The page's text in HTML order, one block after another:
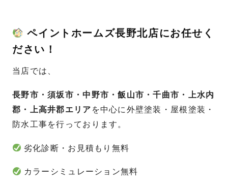
ペイントホームズ長野北店にお任せく
ださい！
当店では、
長野市・須坂市・中野市・飯山市・千曲市・上水内
郡・上高井郡エリア を中心に外壁塗装・屋根塗装・
防水工事を行っております。
劣化診断・お見積もり無料
カラーシミュレーション無料